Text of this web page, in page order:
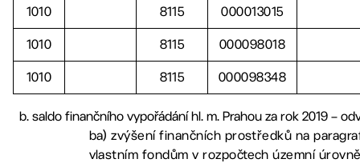
1010 8115 000013015
1010 8115 000098018
1010 8115 000098348
saldo finančního vypořádání hl. m. Prahou za rok 2019 –
ba) zvýšení finančních prostředků na
vlastním fondům v rozpočtech územní